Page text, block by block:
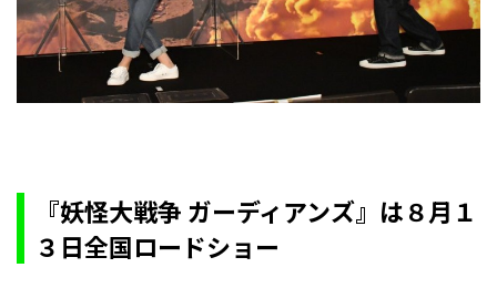
『妖怪大戦争 ガーディアンズ』は８月１
３日全国ロードショー